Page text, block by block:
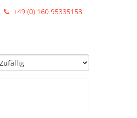
+49 (0) 160 95335153